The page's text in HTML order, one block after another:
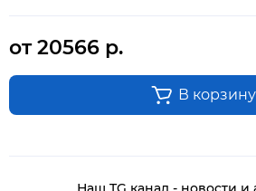
от 20566 р.
В корзину